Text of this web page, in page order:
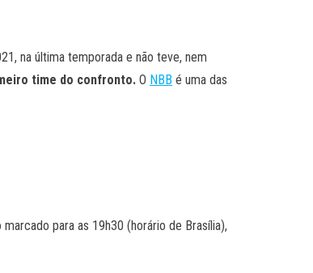
na última temporada e não teve, nem
time do confronto. O NBB é uma das
para as 19h30 (horário de Brasília),